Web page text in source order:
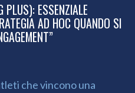
PLUS): ESSENZIALE
AD HOC QUANDO SI